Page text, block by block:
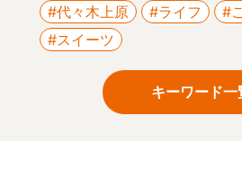
#代々木上原
#ライフ
#
#スイーツ
キーワード一